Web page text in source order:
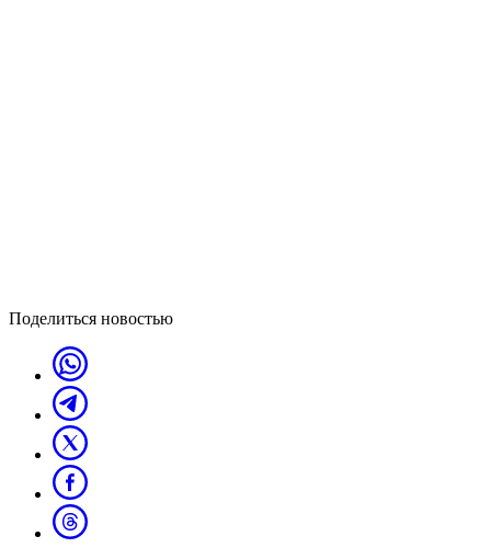
Поделиться новостью